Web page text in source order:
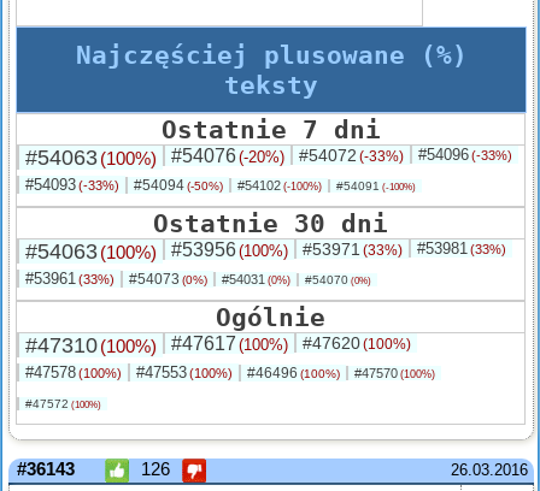
Najczęściej plusowane (%)
teksty
Ostatnie 7 dni
#54063(100%) #54076(-20%) #54072 (-33%) #54096(-33%)
#54093(-33%) #54094(-50%) #54102 (-100%) #54091 (-100%)
Ostatnie 30 dni
#54063(100%) #53956(100%) #53971 (33%) #53981(33%)
#53961(33%) #54073 (0%) #54031 (0%) #54070 (0%)
Ogólnie
#47310(100%) #47617 (100%) #47620(100%)
#47578(100%) #47553(100%) #46496 (100%) #47570 (100%)
#47572 (100%)
26.03.2016
#36143 126